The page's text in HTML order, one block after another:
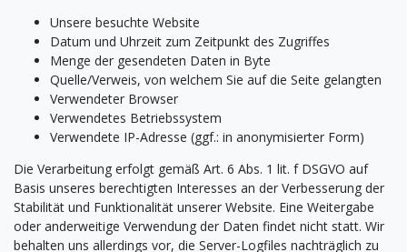
Unsere besuchte Website
Datum und Uhrzeit zum Zeitpunkt des Zugriffes
Menge der gesendeten Daten in Byte
Quelle/Verweis, von welchem Sie auf die Seite gelangten
Verwendeter Browser
Verwendetes Betriebssystem
Verwendete IP-Adresse (ggf.: in anonymisierter Form)
Die Verarbeitung erfolgt gemäß Art. 6 Abs. 1 lit. f DSGVO auf
Basis unseres berechtigten Interesses an der Verbesserung der
Stabilität und Funktionalität unserer Website. Eine Weitergabe
oder anderweitige Verwendung der Daten findet nicht statt. Wir
behalten uns allerdings vor, die Server-Logfiles nachträglich zu